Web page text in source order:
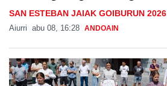
SAN ESTEBAN JAIAK GOIBURUN 2026
Aiurri abu 08, 16:28 ANDOAIN